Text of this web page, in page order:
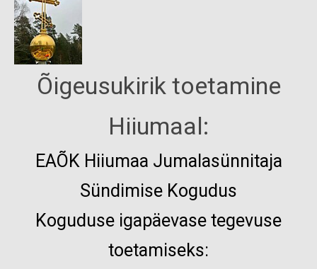
Õigeusukirik toetamine
Hiiumaal:
EAÕK Hiiumaa Jumalasünnitaja
Sündimise Kogudus
Koguduse igapäevase tegevuse
toetamiseks: